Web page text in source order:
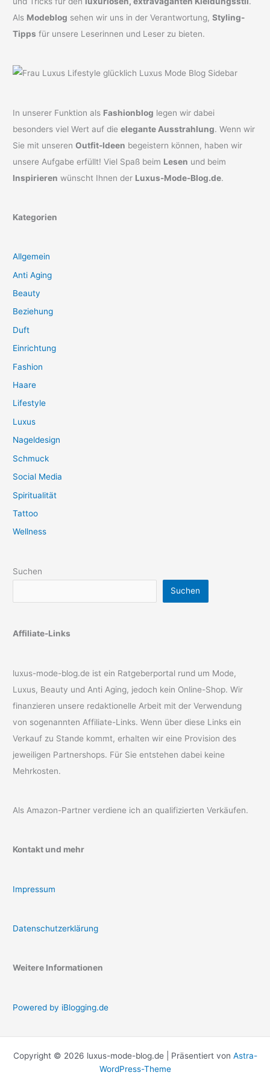
Als Modeblog sehen wir uns in der Verantwortung,Styling-
Tipps für unsere Leserinnen und Leser zu bieten.
In unserer Funktion als Fashionblog legen wir dabei
besonders viel Wert auf dieelegante Ausstrahlung. Wenn wir
Sie mit unserenOutfit-Ideen begeistern können, haben wir
unsere Aufgabe erfüllt! Viel Spaß beim Lesen und beim
Inspirieren wünscht Ihnen der Luxus-Mode-Blog.de.
Kategorien
Allgemein
Anti Aging
Beauty
Beziehung
Duft
Einrichtung
Fashion
Haare
Lifestyle
Luxus
Nageldesign
Schmuck
Social Media
Spiritualität
Tattoo
Wellness
Suchen
Suchen
Affiliate-Links
luxus-mode-blog.de ist ein Ratgeberportal rund um Mode,
Luxus, Beauty und Anti Aging, jedoch kein Online-Shop. Wir
finanzieren unsere redaktionelle Arbeit mit der Verwendung
von sogenannten Affiliate-Links. Wenn über diese Links ein
Verkauf zu Stande kommt, erhalten wir eine Provision des
jeweiligen Partnershops. Für Sie entstehen dabei keine
Mehrkosten.
Als Amazon-Partner verdiene ich an qualifizierten Verkäufen.
Kontakt und mehr
Impressum
Datenschutzerklärung
Weitere Informationen
Powered by iBlogging.de
Copyright © 2026 luxus-mode-blog.de | Präsentiert von Astra-
WordPress-Theme